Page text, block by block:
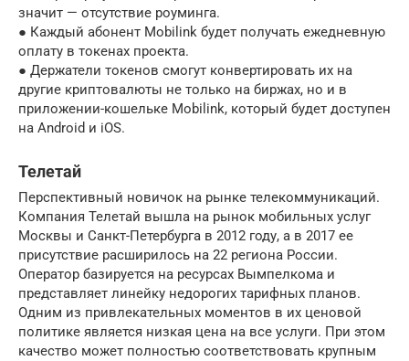
значит — отсутствие роуминга.
● Каждый абонент Mobilink будет получать ежедневную
оплату в токенах проекта.
● Держатели токенов смогут конвертировать их на
другие криптовалюты не только на биржах, но и в
приложении-кошельке Mobilink, который будет доступен
на Android и iOS.
Телетай
Перспективный новичок на рынке телекоммуникаций.
Компания Телетай вышла на рынок мобильных услуг
Москвы и Санкт-Петербурга в 2012 году, а в 2017 ее
присутствие расширилось на 22 региона России.
Оператор базируется на ресурсах Вымпелкома и
представляет линейку недорогих тарифных планов.
Одним из привлекательных моментов в их ценовой
политике является низкая цена на все услуги. При этом
качество может полностью соответствовать крупным